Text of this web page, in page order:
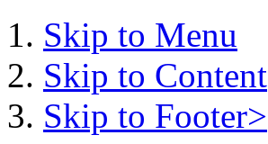
Skip to Menu
Skip to Content
Skip to Footer>